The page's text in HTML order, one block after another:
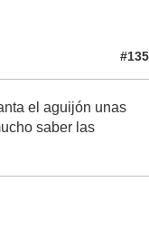
#135
el aguijón unas
saber las